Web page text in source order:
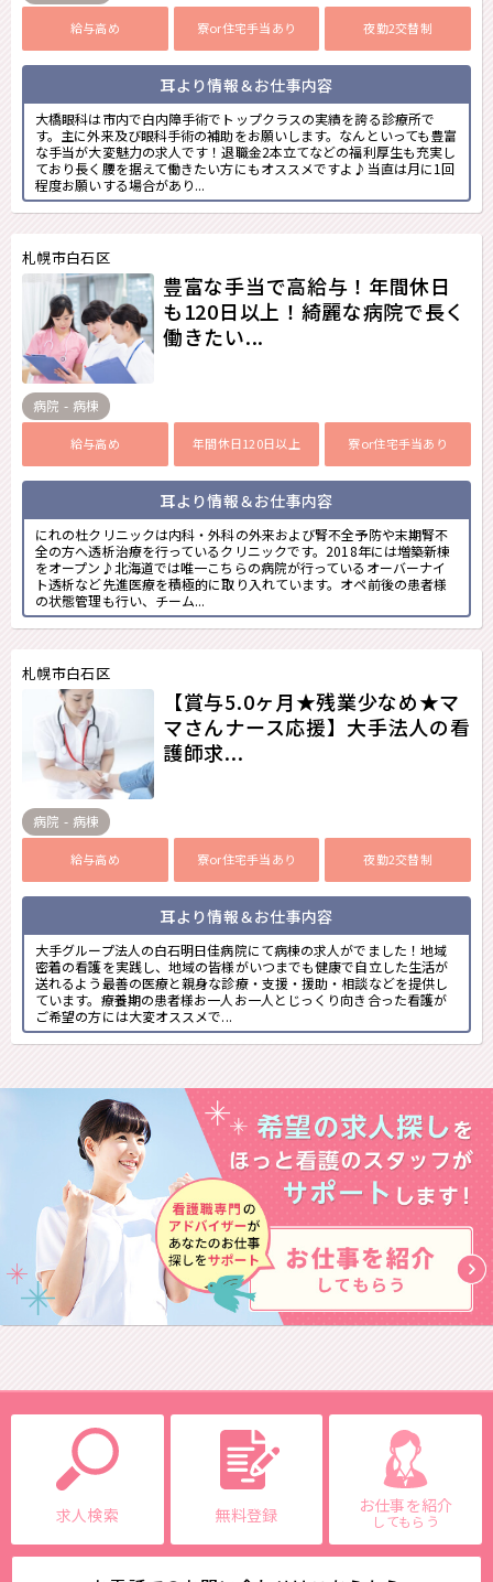
給与高め 寮or住宅手当あり 夜勤2交替制
耳より情報＆お仕事内容
大橋眼科は市内で白内障手術でトップクラスの実績を誇る診療所で
す。主に外来及び眼科手術の補助をお願いします。なんといっても豊富
な手当が大変魅力の求人です！退職金2本立てなどの福利厚生も充実し
ており長く腰を据えて働きたい方にもオススメですよ♪当直は月に1回
程度お願いする場合があり...
札幌市白石区
豊富な手当で高給与！年間休日
も120日以上！綺麗な病院で長く
働きたい...
病院 - 病棟
給与高め 年間休日120日以上 寮or住宅手当あり
耳より情報＆お仕事内容
にれの杜クリニックは内科・外科の外来および腎不全予防や末期腎不
全の方へ透析治療を行っているクリニックです。2018年には増築新棟
をオープン♪北海道では唯一こちらの病院が行っているオーバーナイ
ト透析など先進医療を積極的に取り入れています。オペ前後の患者様
の状態管理も行い、チーム...
札幌市白石区
【賞与5.0ヶ月★残業少なめ★マ
マさんナース応援】大手法人の看
護師求...
病院 - 病棟
給与高め 寮or住宅手当あり 夜勤2交替制
耳より情報＆お仕事内容
大手グループ法人の白石明日佳病院にて病棟の求人がでました！地域
密着の看護を実践し、地域の皆様がいつまでも健康で自立した生活が
送れるよう最善の医療と親身な診療・支援・援助・相談などを提供し
ています。療養期の患者様お一人お一人とじっくり向き合った看護が
ご希望の方には大変オススメで...
求人検索 無料登録 お仕事を紹介
してもらう